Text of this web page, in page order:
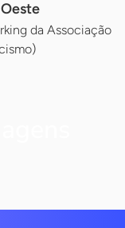
da Associação